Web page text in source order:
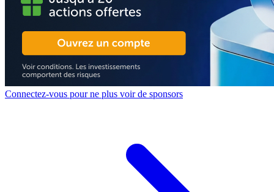
Connectez-vous pour ne plus voir de sponsors